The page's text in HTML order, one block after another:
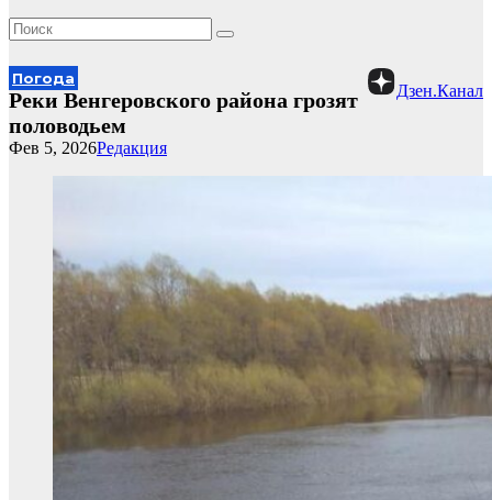
Погода
Дзен.Канал
Реки Венгеровского района грозят
половодьем
Редакция
Фев 5, 2026